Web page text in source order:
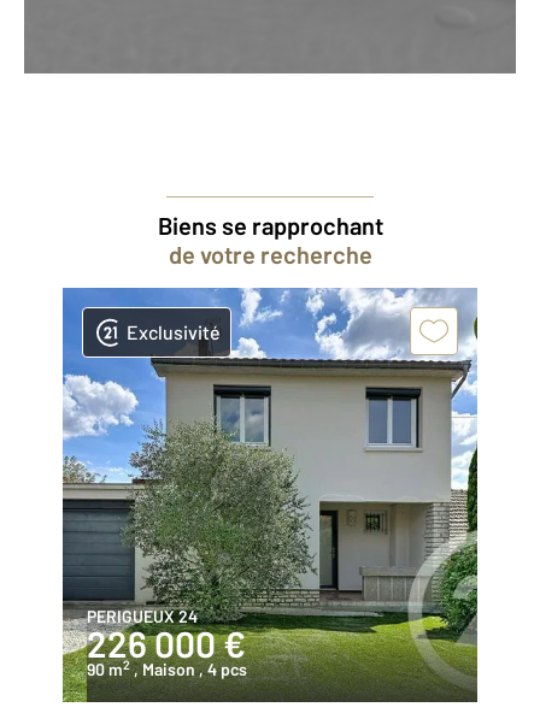
Biens se rapprochant
de votre recherche
Exclusivité
PERIGUEUX 24
226 000 €
90 m2 , Maison, 4 pcs